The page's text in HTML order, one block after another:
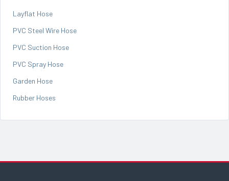
Layflat Hose
PVC Steel Wire Hose
PVC Suction Hose
PVC Spray Hose
Garden Hose
Rubber Hoses